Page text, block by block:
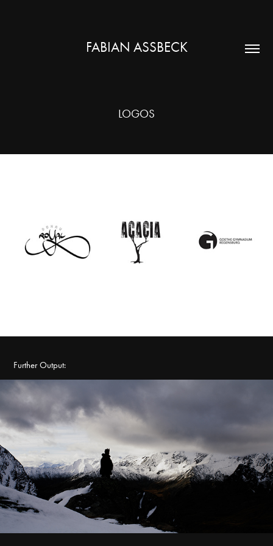
FABIAN ASSBECK
LOGOS
Further Output:
KURZFILM 2025
2025